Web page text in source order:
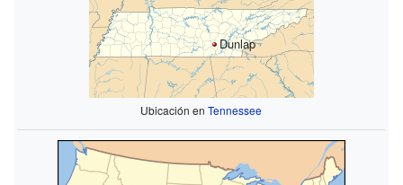
Dunlap
Ubicación enTennessee